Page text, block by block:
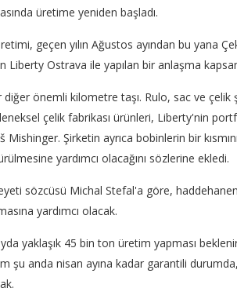
üretime yeniden başladı.
geçen yılın Ağustos ayından bu yana
Liberty Ostrava ile yapılan bir anlaşma
diğer önemli kilometre taşı. Rulo, sac ve
çelik fabrikası ürünleri, Liberty'nin
Şirketin ayrıca bobinlerin bir
yardımcı olacağını sözlerine ekledi.
sözcüsü Michal Stefal'a göre,
yardımcı olacak.
yaklaşık 45 bin ton üretim yapması
şu anda nisan ayına kadar garantili durumda,